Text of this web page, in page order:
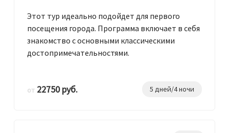
Этот тур идеально подойдет для первого
посещения города. Программа включает в себя
знакомство с основными классическими
достопримечательностями.
от 22750 руб. 5 дней/4 ночи